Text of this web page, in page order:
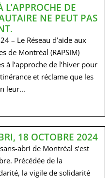
DE
NE PEUT PAS
– Le Réseau d’aide aux
de Montréal (RAPSIM)
à l’approche de l’hiver pour
et réclame que les
leur...
18 OCTOBRE 2024
abri de Montréal s’est
Précédée de la
la vigile de solidarité